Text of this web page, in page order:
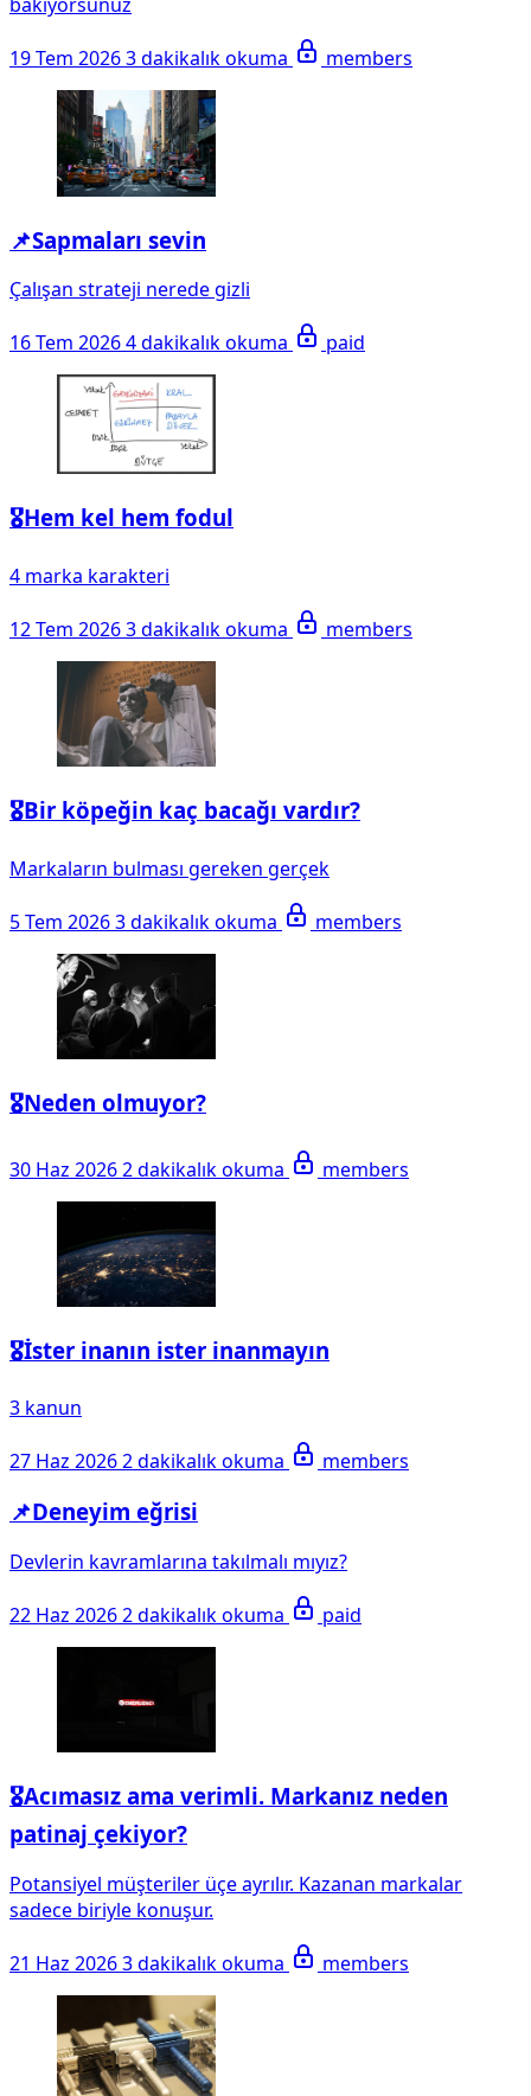
bakıyorsunuz
19 Tem 20263 dakikalık okuma members
📌Sapmaları sevin
Çalışan strateji nerede gizli
16 Tem 20264 dakikalık okuma paid
🎖️Hem kel hem fodul
4 marka karakteri
12 Tem 20263 dakikalık okuma members
🎖️Bir köpeğin kaç bacağı vardır?
Markaların bulması gereken gerçek
5 Tem 20263 dakikalık okuma members
🎖️Neden olmuyor?
30 Haz 20262 dakikalık okuma members
🎖️İster inanın ister inanmayın
3 kanun
27 Haz 20262 dakikalık okuma members
📌Deneyim eğrisi
Devlerin kavramlarına takılmalı mıyız?
22 Haz 20262 dakikalık okuma paid
🎖️Acımasız ama verimli. Markanız neden
patinaj çekiyor?
Potansiyel müşteriler üçe ayrılır. Kazanan markalar
sadece biriyle konuşur.
21 Haz 20263 dakikalık okuma members